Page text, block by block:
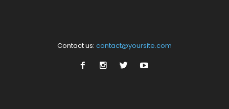
Contact us: contact@yoursite.com